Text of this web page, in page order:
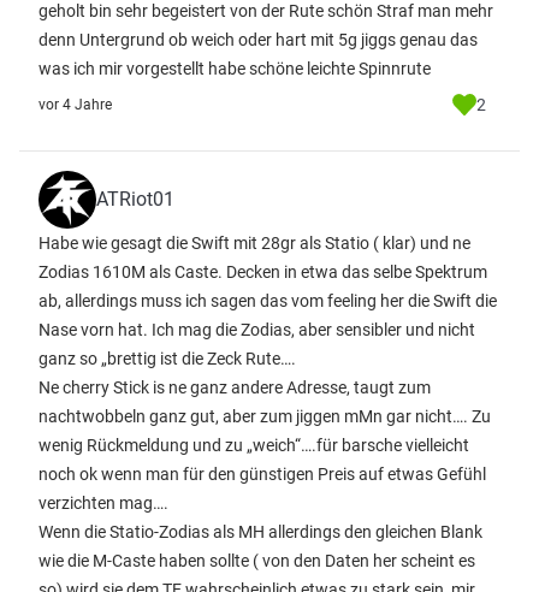
geholt bin sehr begeistert von der Rute schön Straf man mehr
denn Untergrund ob weich oder hart mit 5g jiggs genau das
was ich mir vorgestellt habe schöne leichte Spinnrute
vor 4 Jahre 2
ATRiot01
Habe wie gesagt die Swift mit 28gr als Statio ( klar) und ne
Zodias 1610M als Caste. Decken in etwa das selbe Spektrum
ab, allerdings muss ich sagen das vom feeling her die Swift die
Nase vorn hat. Ich mag die Zodias, aber sensibler und nicht
ganz so „brettig ist die Zeck Rute….
Ne cherry Stick is ne ganz andere Adresse, taugt zum
nachtwobbeln ganz gut, aber zum jiggen mMn gar nicht…. Zu
wenig Rückmeldung und zu „weich“….für barsche vielleicht
noch ok wenn man für den günstigen Preis auf etwas Gefühl
verzichten mag….
Wenn die Statio-Zodias als MH allerdings den gleichen Blank
wie die M-Caste haben sollte ( von den Daten her scheint es